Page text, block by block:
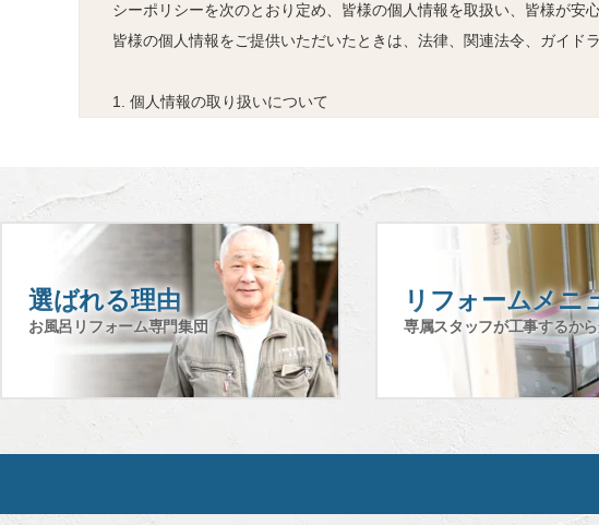
シーポリシーを次のとおり定め、皆様の個人情報を取扱い、皆様が
皆様の個人情報をご提供いただいたときは、法律、関連法令、ガイド
1. 個人情報の取り扱いについて
人情報の保護には厳重に注意を払い管理・運営に努めます。
2. 個人情報の取得について
皆様からご提供いただいた個人情報は、次の利用目的の範囲内で利用
1)リフォーム・設計・増改築・修理・修繕・アフターサービス等の提供
2)リフォーム等商品に関連する新商品・サービスのお知らせ
3)上記各種業務に関する品質・サービス向上のためのアンケート調査
5)お客様からご請求いただいたリフォーム等商品に関連する資料・情報
選ばれる理由
お風呂リフォーム専門集団
リフォームメニ
専属スタッフが工事するか